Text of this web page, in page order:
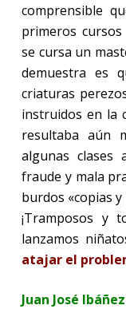
comprensible
primeros
se cursa un
demuestra es
criaturas
instruidos en la
resultaba aún
algunas clases
fraude y mala
burdos «copias y
¡Tramposos y
lanzamos
atajar el
Juan José Ibáñez